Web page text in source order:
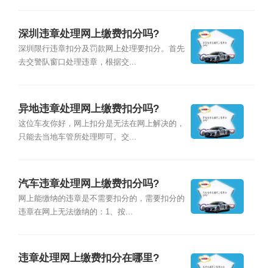
深圳违章处理网上缴费扣分吗?
深圳限行违章扣分及罚款网上处理要扣分。首先
去交警队窗口处理违章，根据交...
异地违章处理网上缴费扣分吗?
这位车友你好，网上扣分是无法在网上解决的，
只能去当地车管所处理即可。交...
汽车违章处理网上缴费扣分吗?
网上能缴纳的违章是不需要扣分的，需要扣分的
违章在网上无法缴纳的：1、按...
违章处理网上缴费扣分在哪里?